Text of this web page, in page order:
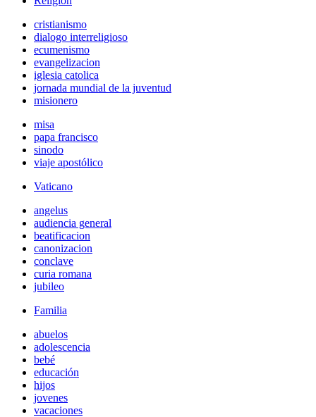
cristianismo
dialogo interreligioso
ecumenismo
evangelizacion
iglesia catolica
jornada mundial de la juventud
misionero
misa
papa francisco
sinodo
viaje apostólico
Vaticano
angelus
audiencia general
beatificacion
canonizacion
conclave
curia romana
jubileo
Familia
abuelos
adolescencia
bebé
educación
hijos
jovenes
vacaciones